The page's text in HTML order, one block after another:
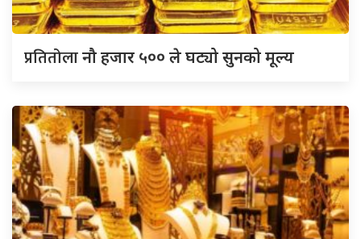
प्रतितोलानौ हजार ५०० ले घट्यो सुनको मूल्य